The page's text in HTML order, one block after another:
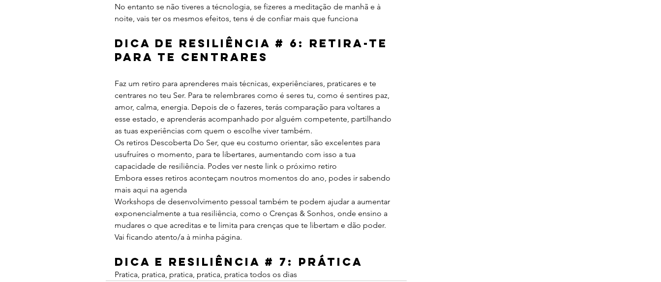
No entanto se não tiveres a técnologia, se fizeres a meditação de manhã e à
noite, vais ter os mesmos efeitos, tens é de confiar mais que funciona
Dica de Resiliência # 6: Retira-te
para te centrares
Faz um retiro para aprenderes mais técnicas, experiênciares, praticares e te
centrares no teu Ser. Para te relembrares como é seres tu, como é sentires paz,
amor, calma, energia. Depois de o fazeres, terás comparação para voltares a
esse estado, e aprenderás acompanhado por alguém competente, partilhando
as tuas experiências com quem o escolhe viver também.
Os retiros Descoberta Do Ser, que eu costumo orientar, são excelentes para
usufruíres o momento, para te libertares, aumentando com isso a tua
capacidade de resiliência. Podes ver neste link o próximo retiro
Embora esses retiros aconteçam noutros momentos do ano, podes ir sabendo
mais aqui na agenda
Workshops de desenvolvimento pessoal também te podem ajudar a aumentar
exponencialmente a tua resiliência, como o Crenças & Sonhos, onde ensino a
mudares o que acreditas e te limita para crenças que te libertam e dão poder.
Vai ficando atento/a à minha página.
Dica e Resiliência # 7: Prática
Pratica, pratica, pratica, pratica, pratica todos os dias